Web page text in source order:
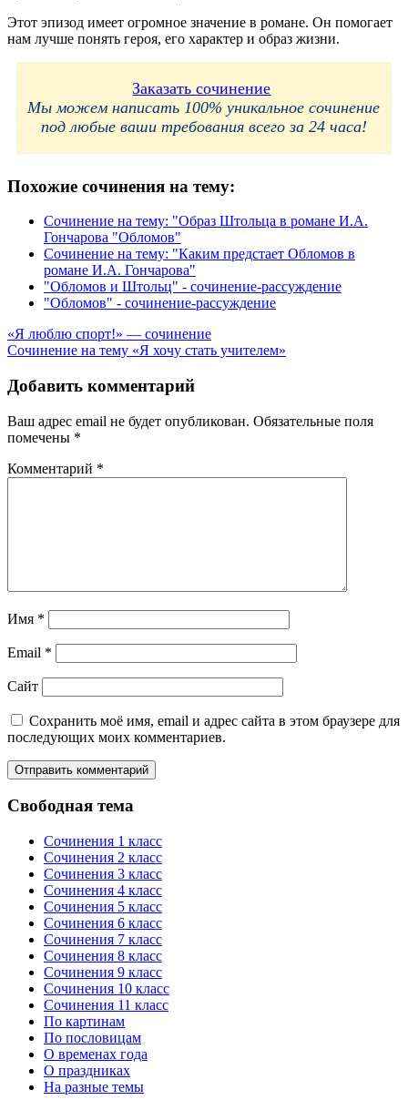
Этот эпизод имеет огромное значение в романе. Он помогает
нам лучше понять героя, его характер и образ жизни.
Заказать сочинение
Мы можем написать 100% уникальное сочинение
под любые ваши требования всего за 24 часа!
Похожие сочинения на тему:
Сочинение на тему: "Образ Штольца в романе И.А.
Гончарова "Обломов"
Сочинение на тему: "Каким предстает Обломов в
романе И.А. Гончарова"
"Обломов и Штольц" - сочинение-рассуждение
"Обломов" - сочинение-рассуждение
Навигация
по
записям
«Я люблю спорт!» — сочинение
Сочинение на тему «Я хочу стать учителем»
Добавить комментарий
Ваш адрес email не будет опубликован. Обязательные поля
помечены *
Комментарий *
Имя *
Email *
Сайт
Сохранить моё имя, email и адрес сайта в этом браузере для
последующих моих комментариев.
Свободная тема
Сочинения 1 класс
Сочинения 2 класс
Сочинения 3 класс
Сочинения 4 класс
Сочинения 5 класс
Сочинения 6 класс
Сочинения 7 класс
Сочинения 8 класс
Сочинения 9 класс
Сочинения 10 класс
Сочинения 11 класс
По картинам
По пословицам
О временах года
О праздниках
На разные темы